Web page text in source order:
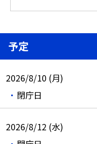
予定
2026/8/10 (月)
閉庁日
2026/8/12 (水)